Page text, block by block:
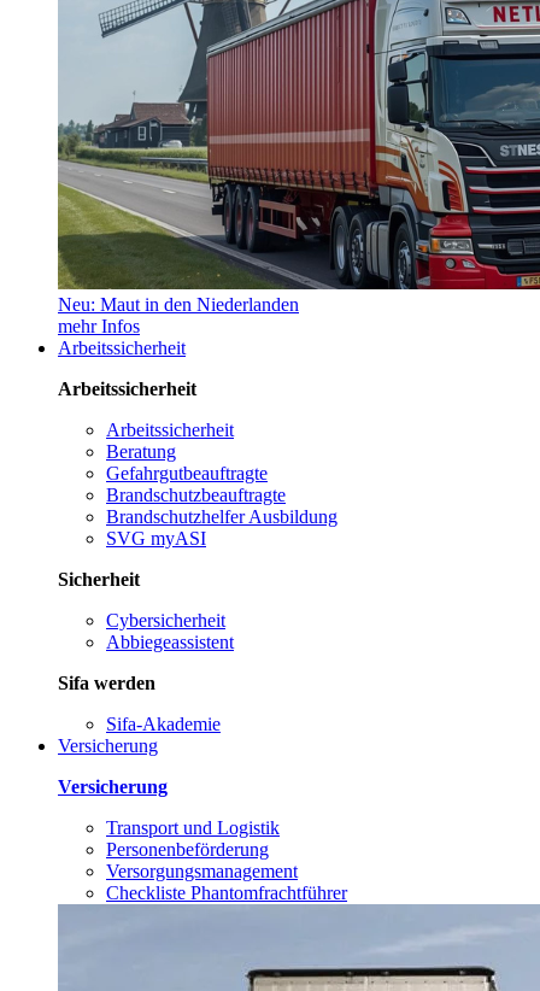
Neu: Maut in den Niederlanden
mehr Infos
Arbeitssicherheit
Arbeitssicherheit
Arbeitssicherheit
Beratung
Gefahrgutbeauftragte
Brandschutzbeauftragte
Brandschutzhelfer Ausbildung
SVG myASI
Sicherheit
Cybersicherheit
Abbiegeassistent
Sifa werden
Sifa-Akademie
Versicherung
Versicherung
Transport und Logistik
Personenbeförderung
Versorgungsmanagement
Checkliste Phantomfrachtführer